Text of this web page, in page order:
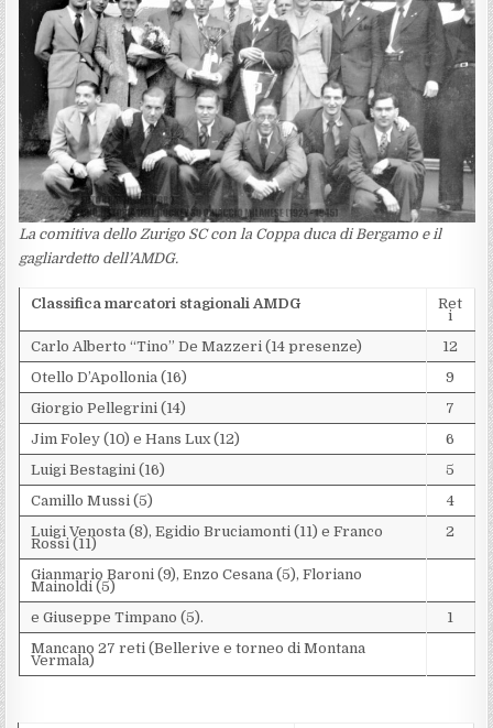
La comitiva dello Zurigo SC con la Coppa duca di Bergamo e il
gagliardetto dell’AMDG.
Classifica marcatori stagionali AMDG Ret
i
Carlo Alberto “Tino” De Mazzeri (14 presenze)
12
Otello D’Apollonia (16)
9
Giorgio Pellegrini (14)
7
Jim Foley (10) e Hans Lux (12)
6
Luigi Bestagini (16)
5
Camillo Mussi (5)
4
Luigi Venosta (8), Egidio Bruciamonti (11) e Franco
Rossi (11)
2
Gianmario Baroni (9), Enzo Cesana (5), Floriano
Mainoldi (5)
e Giuseppe Timpano (5).
1
Mancano 27 reti (Bellerive e torneo di Montana
Vermala)